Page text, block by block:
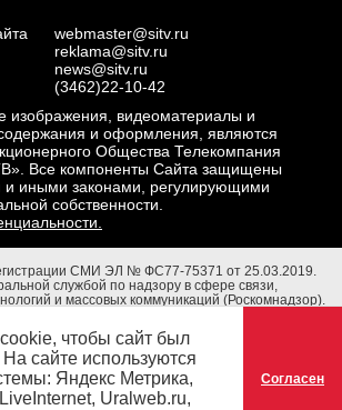
webmaster@sitv.ru
reklama@sitv.ru
news@sitv.ru
(3462)22-10-42
изображения, видеоматериалы и
и оформления, являются
Общества Телекомпания
Все компоненты Сайта защищены
и иными законами, регулирующими
собственности.
СМИ ЭЛ № ФС77-75371 от 25.03.2019.
службой по надзору в сфере связи,
и массовых коммуникаций (Роскомнадзор).
Тюменская обл., ХМАО - Югра, г. Сургут, ул.
д. 16. Главный редактор: Чубенко В.Л.
чтобы сайт был
На сайте используются
Яндекс Метрика,
Uralweb.ru,
Согласен